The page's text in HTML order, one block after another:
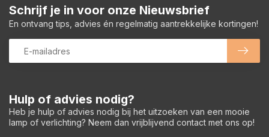
Hulp of advies nodig?
Heb je hulp of advies nodig bij het uitzoeken van een mooie
lamp of verlichting? Neem dan vrijblijvend contact met ons op!
Schrijf je in voor onze Nieuwsbrief
En ontvang tips, advies én regelmatig aantrekkelijke kortingen!